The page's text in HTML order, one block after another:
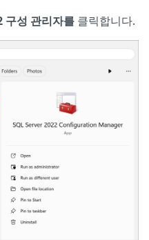
구성 관리자를 클릭합니다.